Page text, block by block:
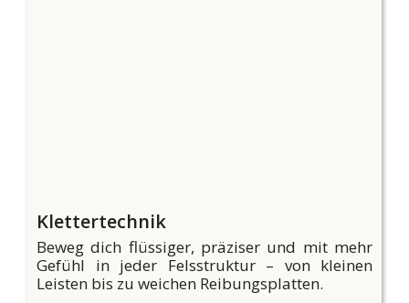
Klettertechnik
Beweg dich flüssiger, präziser und mit mehr
Gefühl in jeder Felsstruktur – von kleinen
Leisten bis zu weichen Reibungsplatten.